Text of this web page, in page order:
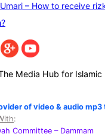
– How to receive
Media Hub for Islamic
of video & audio mp3
:
Committee – Dammam